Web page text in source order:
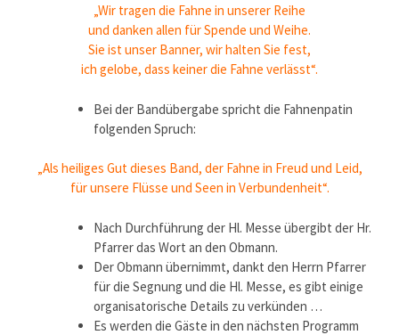
„Wir tragen die Fahne in unserer Reihe
und danken allen für Spende und Weihe.
Sie ist unser Banner, wir halten Sie fest,
ich gelobe, dass keiner die Fahne verlässt“.
Bei der Bandübergabe spricht die Fahnenpatin
folgenden Spruch:
„Als heiliges Gut dieses Band, der Fahne in Freud und Leid,
für unsere Flüsse und Seen in Verbundenheit“.
Nach Durchführung der Hl. Messe übergibt der Hr.
Pfarrer das Wort an den Obmann.
Der Obmann übernimmt, dankt den Herrn Pfarrer
für die Segnung und die Hl. Messe, es gibt einige
organisatorische Details zu verkünden …
Es werden die Gäste in den nächsten Programm